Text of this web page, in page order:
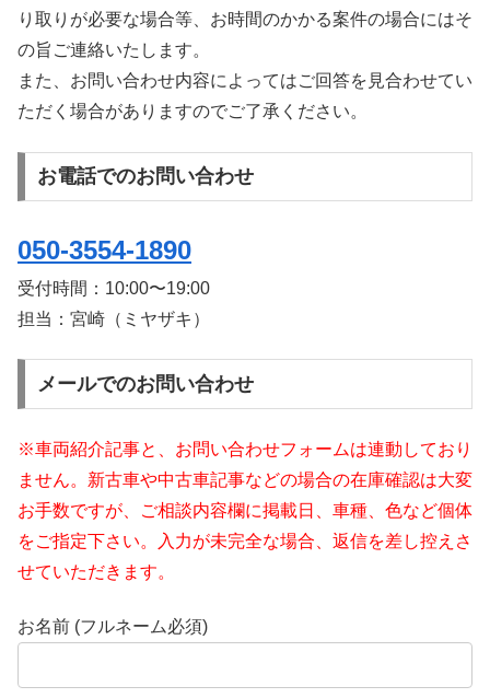
り取りが必要な場合等、お時間のかかる案件の場合にはそ
の旨ご連絡いたします。
また、お問い合わせ内容によってはご回答を見合わせてい
ただく場合がありますのでご了承ください。
お電話でのお問い合わせ
050-3554-1890
受付時間： 10:00〜19:00
担当：宮崎（ミヤザキ）
メールでのお問い合わせ
※車両紹介記事と、お問い合わせフォームは連動しており
ません。新古車や中古車記事などの場合の在庫確認は大変
お手数ですが、ご相談内容欄に掲載日、車種、色など個体
をご指定下さい。入力が未完全な場合、返信を差し控えさ
せていただきます。
お名前 (フルネーム必須)